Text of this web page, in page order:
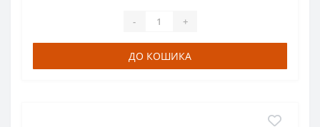
- +
ДО КОШИКА